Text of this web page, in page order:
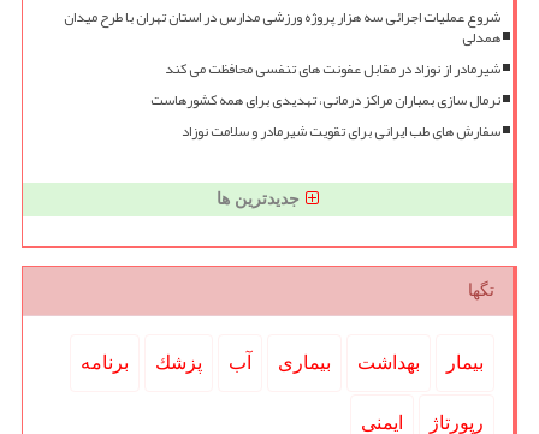
شروع عملیات اجرائی سه هزار پروژه ورزشی مدارس در استان تهران با طرح میدان
همدلی
شیرمادر از نوزاد در مقابل عفونت های تنفسی محافظت می کند
نرمال سازی بمباران مراکز درمانی، تهدیدی برای همه کشورهاست
سفارش های طب ایرانی برای تقویت شیرمادر و سلامت نوزاد
جدیدترین ها
تگها
بیمار بهداشت بیماری آب پزشك برنامه
رپورتاژ ایمنی